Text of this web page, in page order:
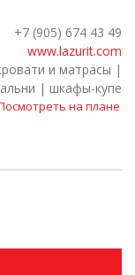
+7 (905) 674 43 49
www.lazurit.com
и матрасы |
| шкафы-купе
на плане